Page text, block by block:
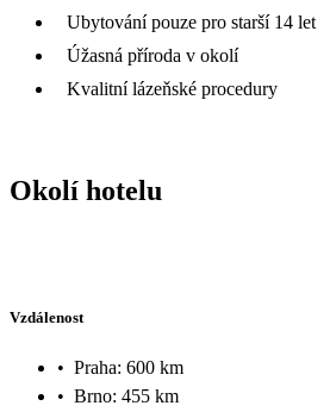
Ubytování pouze pro starší 14 let
Úžasná příroda v okolí
Kvalitní lázeňské procedury
Okolí hotelu
Vzdálenost
• Praha: 600 km
• Brno: 455 km